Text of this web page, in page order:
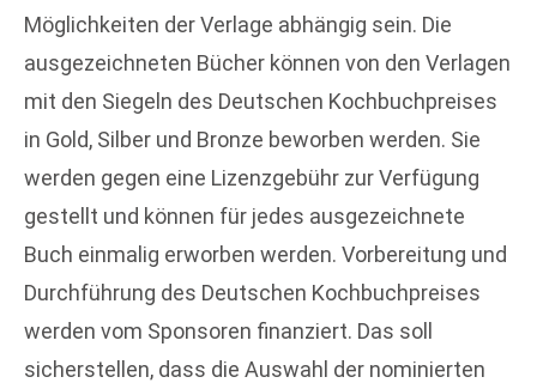
Möglichkeiten der Verlage abhängig sein. Die
ausgezeichneten Bücher können von den Verlagen
mit den Siegeln des Deutschen Kochbuchpreises
in Gold, Silber und Bronze beworben werden. Sie
werden gegen eine Lizenzgebühr zur Verfügung
gestellt und können für jedes ausgezeichnete
Buch einmalig erworben werden. Vorbereitung und
Durchführung des Deutschen Kochbuchpreises
werden vom Sponsoren finanziert. Das soll
sicherstellen, dass die Auswahl der nominierten